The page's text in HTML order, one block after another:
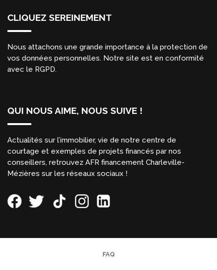
CLIQUEZ SEREINEMENT
Nous attachons une grande importance à la protection de
vos données personnelles. Notre site est en conformité
avec le RGPD.
QUI NOUS AIME, NOUS SUIVE !
Actualités sur l’immobilier, vie de notre centre de
courtage et exemples de projets financés par nos
conseillers, retrouvez AFR financement Charleville-
Mézières sur les réseaux sociaux !
FAQ